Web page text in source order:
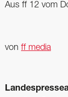
Aus ff 12 vom
von ff media